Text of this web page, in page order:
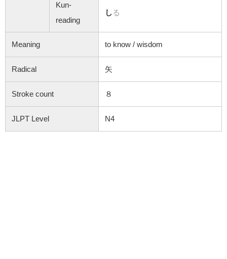
Kun-
reading
し る
Meaning to know / wisdom
Radical 矢
Stroke count ８
JLPT Level N4